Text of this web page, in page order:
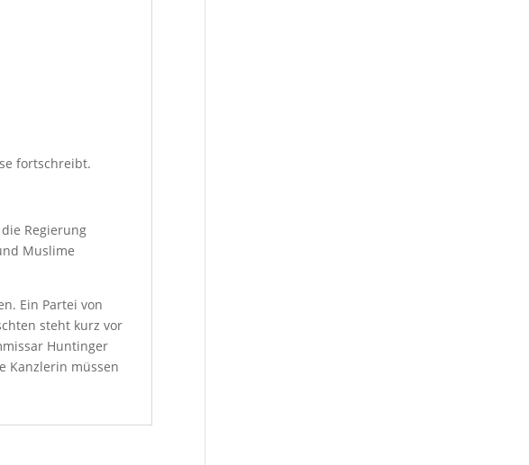
fortschreibt.
Regierung
Muslime
Ein Partei von
steht kurz vor
Huntinger
Kanzlerin müssen